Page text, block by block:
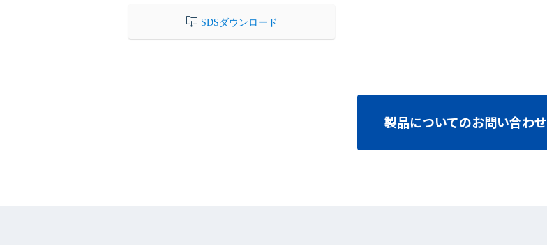
SDSダウンロード
製品についてのお問い合わせ